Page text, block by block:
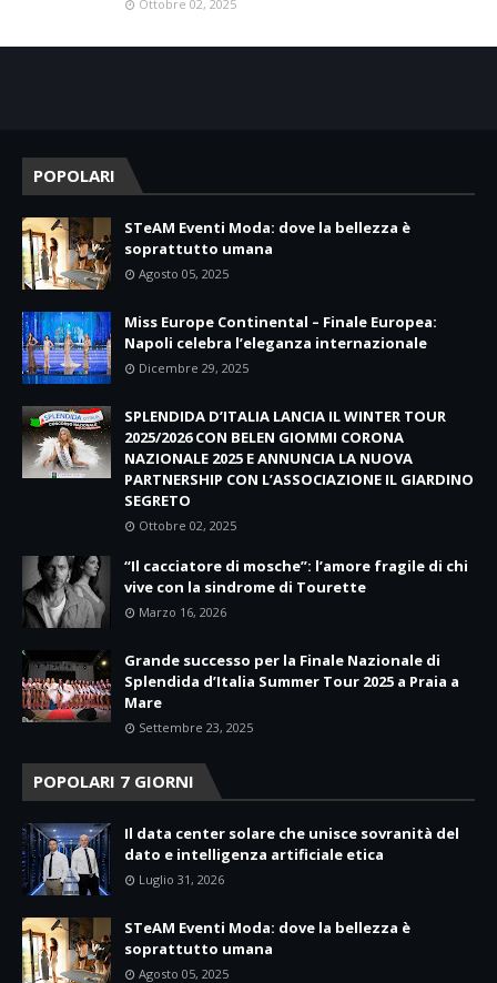
Ottobre 02, 2025
POPOLARI
STeAM Eventi Moda: dove la bellezza è
soprattutto umana
Agosto 05, 2025
Miss Europe Continental – Finale Europea:
Napoli celebra l’eleganza internazionale
Dicembre 29, 2025
SPLENDIDA D’ITALIA LANCIA IL WINTER TOUR
2025/2026 CON BELEN GIOMMI CORONA
NAZIONALE 2025 E ANNUNCIA LA NUOVA
PARTNERSHIP CON L’ASSOCIAZIONE IL GIARDINO
SEGRETO
Ottobre 02, 2025
“Il cacciatore di mosche”: l’amore fragile di chi
vive con la sindrome di Tourette
Marzo 16, 2026
Grande successo per la Finale Nazionale di
Splendida d’Italia Summer Tour 2025 a Praia a
Mare
Settembre 23, 2025
POPOLARI 7 GIORNI
Il data center solare che unisce sovranità del
dato e intelligenza artificiale etica
Luglio 31, 2026
STeAM Eventi Moda: dove la bellezza è
soprattutto umana
Agosto 05, 2025